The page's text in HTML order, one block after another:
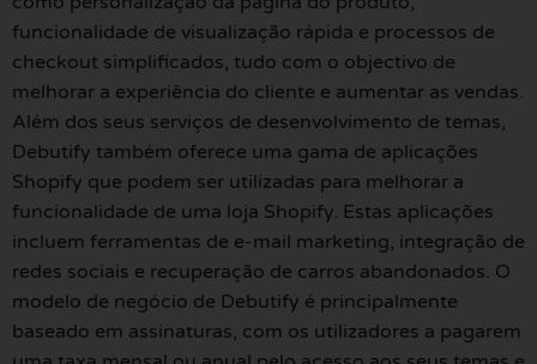
funcionalidade de visualização rápida e processos de
checkout simplificados, tudo com o objectivo de
melhorar a experiência do cliente e aumentar as vendas.
Além dos seus serviços de desenvolvimento de temas,
Debutify também oferece uma gama de aplicações
Shopify que podem ser utilizadas para melhorar a
funcionalidade de uma loja Shopify. Estas aplicações
incluem ferramentas de e-mail marketing, integração de
redes sociais e recuperação de carros abandonados. O
modelo de negócio de Debutify é principalmente
baseado em assinaturas, com os utilizadores a pagarem